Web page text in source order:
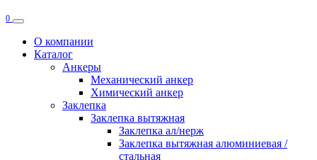
0
О компании
Каталог
Анкеры
Механический анкер
Химический анкер
Заклепка
Заклепка вытяжная
Заклепка ал/нерж
Заклепка вытяжная алюминиевая /
стальная